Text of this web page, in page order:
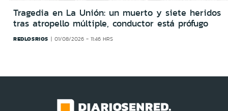
Tragedia en La Unión: un muerto y siete heridos
tras atropello múltiple, conductor está prófugo
REDLOSRIOS 01/08/2026 - 11:46 HRS